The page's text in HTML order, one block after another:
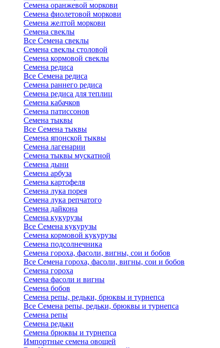
Семена оранжевой моркови
Семена фиолетовой моркови
Семена желтой моркови
Семена свеклы
Все Семена свеклы
Семена свеклы столовой
Семена кормовой свеклы
Семена редиса
Все Семена редиса
Семена раннего редиса
Семена редиса для теплиц
Семена кабачков
Семена патиссонов
Семена тыквы
Все Семена тыквы
Семена японской тыквы
Семена лагенарии
Семена тыквы мускатной
Семена дыни
Семена арбуза
Семена картофеля
Семена лука порея
Семена лука репчатого
Семена дайкона
Семена кукурузы
Все Семена кукурузы
Семена кормовой кукурузы
Семена подсолнечника
Семена гороха, фасоли, вигны, сои и бобов
Все Семена гороха, фасоли, вигны, сои и бобов
Семена гороха
Семена фасоли и вигны
Семена бобов
Семена репы, редьки, брюквы и турнепса
Все Семена репы, редьки, брюквы и турнепса
Семена репы
Семена редьки
Семена брюквы и турнепса
Импортные семена овощей